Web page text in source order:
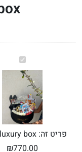
Huge
luxury
box
פריט זה: box
₪770.00